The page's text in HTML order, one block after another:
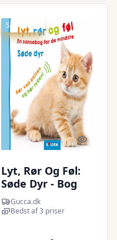
Spar 20 kr.
Quick
Lyt, Rør Og Føl:
Søde Dyr - Bog
Gucca.dk
Bedst af 3 priser